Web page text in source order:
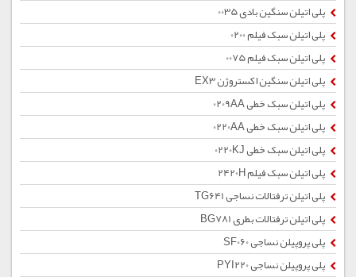
پلی اتیلن سنگین بادی 0035
پلی اتیلن سبک فیلم 0200
پلی اتیلن سبک فیلم 0075
پلی اتیلن سنگین اکستروژن EX3
پلی اتیلن سبک خطی 0209AA
پلی اتیلن سبک خطی 0220AA
پلی اتیلن سبک خطی 0220KJ
پلی اتیلن سبک فیلم 2420H
پلی اتیلن ترفتالات نساجی TG641
پلی اتیلن ترفتالات بطری BG781
پلی پروپیلن نساجی SF060
پلی پروپیلن نساجی PYI220